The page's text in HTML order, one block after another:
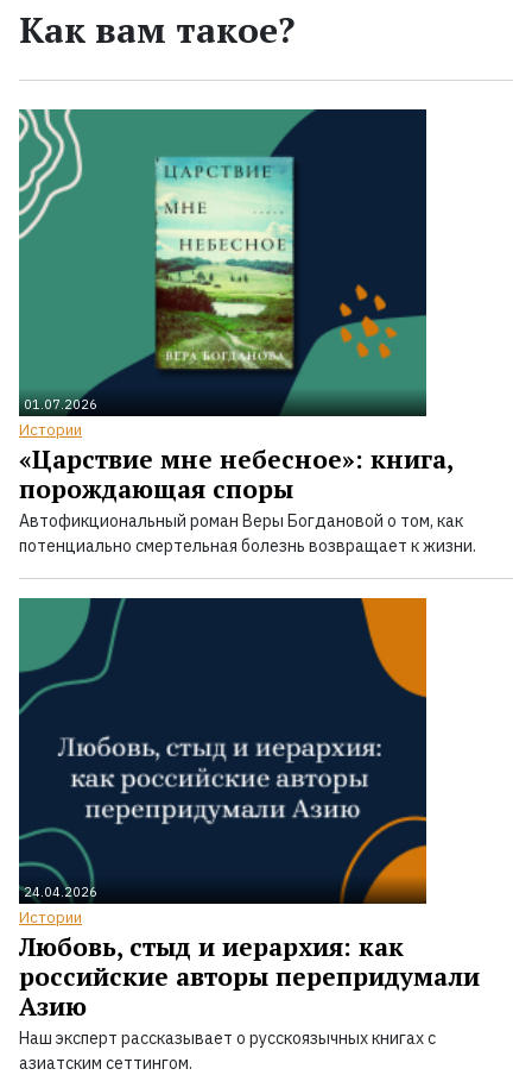
Как вам такое?
01.07.2026
Истории
«Царствие мне небесное»: книга,
порождающая споры
Автофикциональный роман Веры Богдановой о том, как
потенциально смертельная болезнь возвращает к жизни.
24.04.2026
Истории
Любовь, стыд и иерархия: как
российские авторы перепридумали
Азию
Наш эксперт рассказывает о русскоязычных книгах с
азиатским сеттингом.